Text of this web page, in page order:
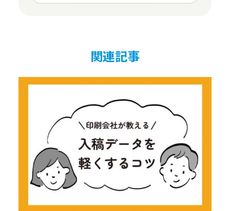
関連記事